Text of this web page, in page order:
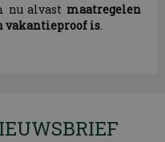
nu alvast maatregelen
vakantieproof is